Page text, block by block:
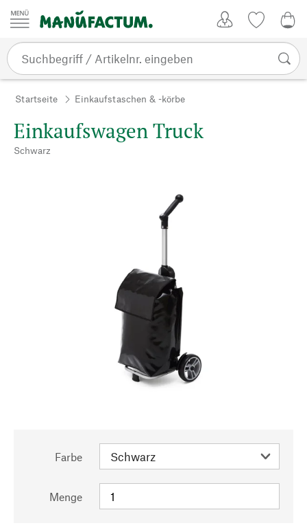
Zum Inhalt springen
Startseite Einkaufstaschen & -körbe
Einkaufswagen Truck
Schwarz
Farbe
Menge